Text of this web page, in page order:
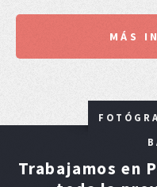
MÁS
Trabajamos en